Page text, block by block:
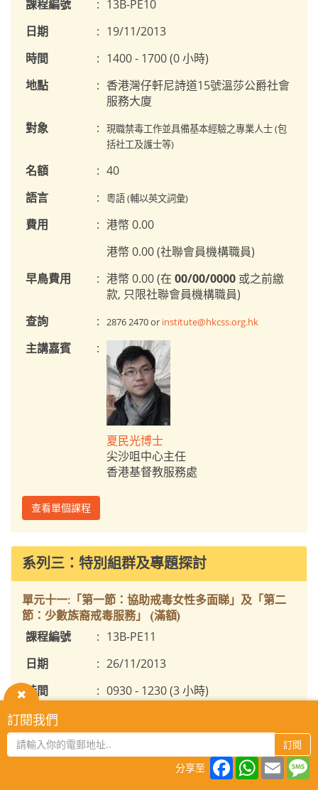
課程編號 : 13B-PE10
日期
: 19/11/2013
時間
: 1400 - 1700 (0 小時)
地點
: 香港灣仔軒尼詩道15號溫莎公爵社會
服務大廈
對象
:
現職禁毒工作並具備基本經驗之專業人士 (包
括社工及護士等)
名額 : 40
語言
: 粵語 (輔以英文詞彙)
費用 : 港幣 0.00
港幣 0.00 (社聯會員機構職員)
早鳥費用
: 港幣 0.00 (在 00/00/0000 或之前繳
款, 只限社聯會員機構職員)
查詢
: 2876 2470 or institute@hkcss.org.hk
主講嘉賓 :
夏民光博士
尖沙咀中心主任
香港基督教服務處
查看單個課程
系列三：特別組群及專題探討
單元十一:「第一節：協助戒毒女性多面睇」及「第二
節：少數族裔戒毒服務」 (滿額)
課程編號 : 13B-PE11
日期
: 26/11/2013
時間
: 0930 - 1230 (3 小時)
地點
對象 : 現職禁毒工作並具備基本經驗之專業人士 (包
括社工及護士等)
關
閉
訂閱我們
訂閱
分享至 FacebookEmail